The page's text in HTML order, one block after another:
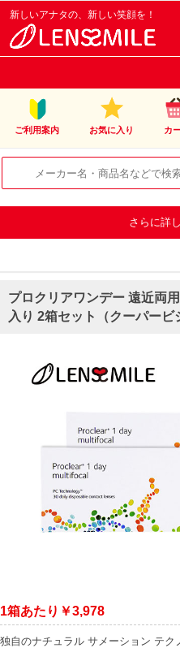
新しいアナタの、新しい笑顔を！
ご利用案内 お気に入り カ
さらに詳
プロクリアワンデー 遠近両
入り 2箱セット（クーパービ
1箱あたり￥3,978
独自のナチュラル サメーション テク